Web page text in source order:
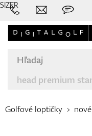
Golfové loptičky nové
SIZER